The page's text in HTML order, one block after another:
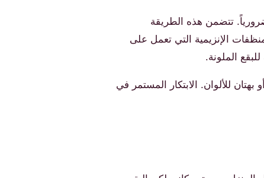
تتضمن هذه الطريقة
الإنزيمية التي تعمل على
الملونة.
للألوان. الابتكار المستمر في